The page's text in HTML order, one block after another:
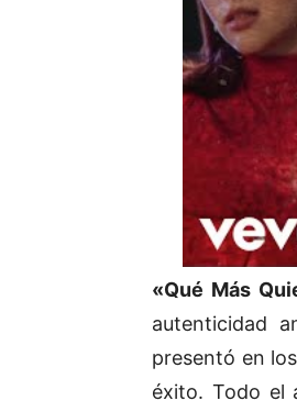
«Qué Más
autenticidad
presentó en los
éxito. Todo el